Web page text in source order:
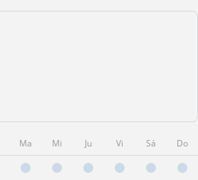
Ma Mi Ju Vi Sá Do